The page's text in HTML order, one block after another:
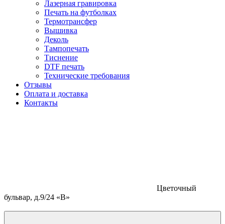
Лазерная гравировка
Печать на футболках
Термотрансфер
Вышивка
Деколь
Тампопечать
Тиснение
DTF печать
Технические требования
Отзывы
Оплата и доставка
Контакты
Цветочный
бульвар, д.9/24 «В»